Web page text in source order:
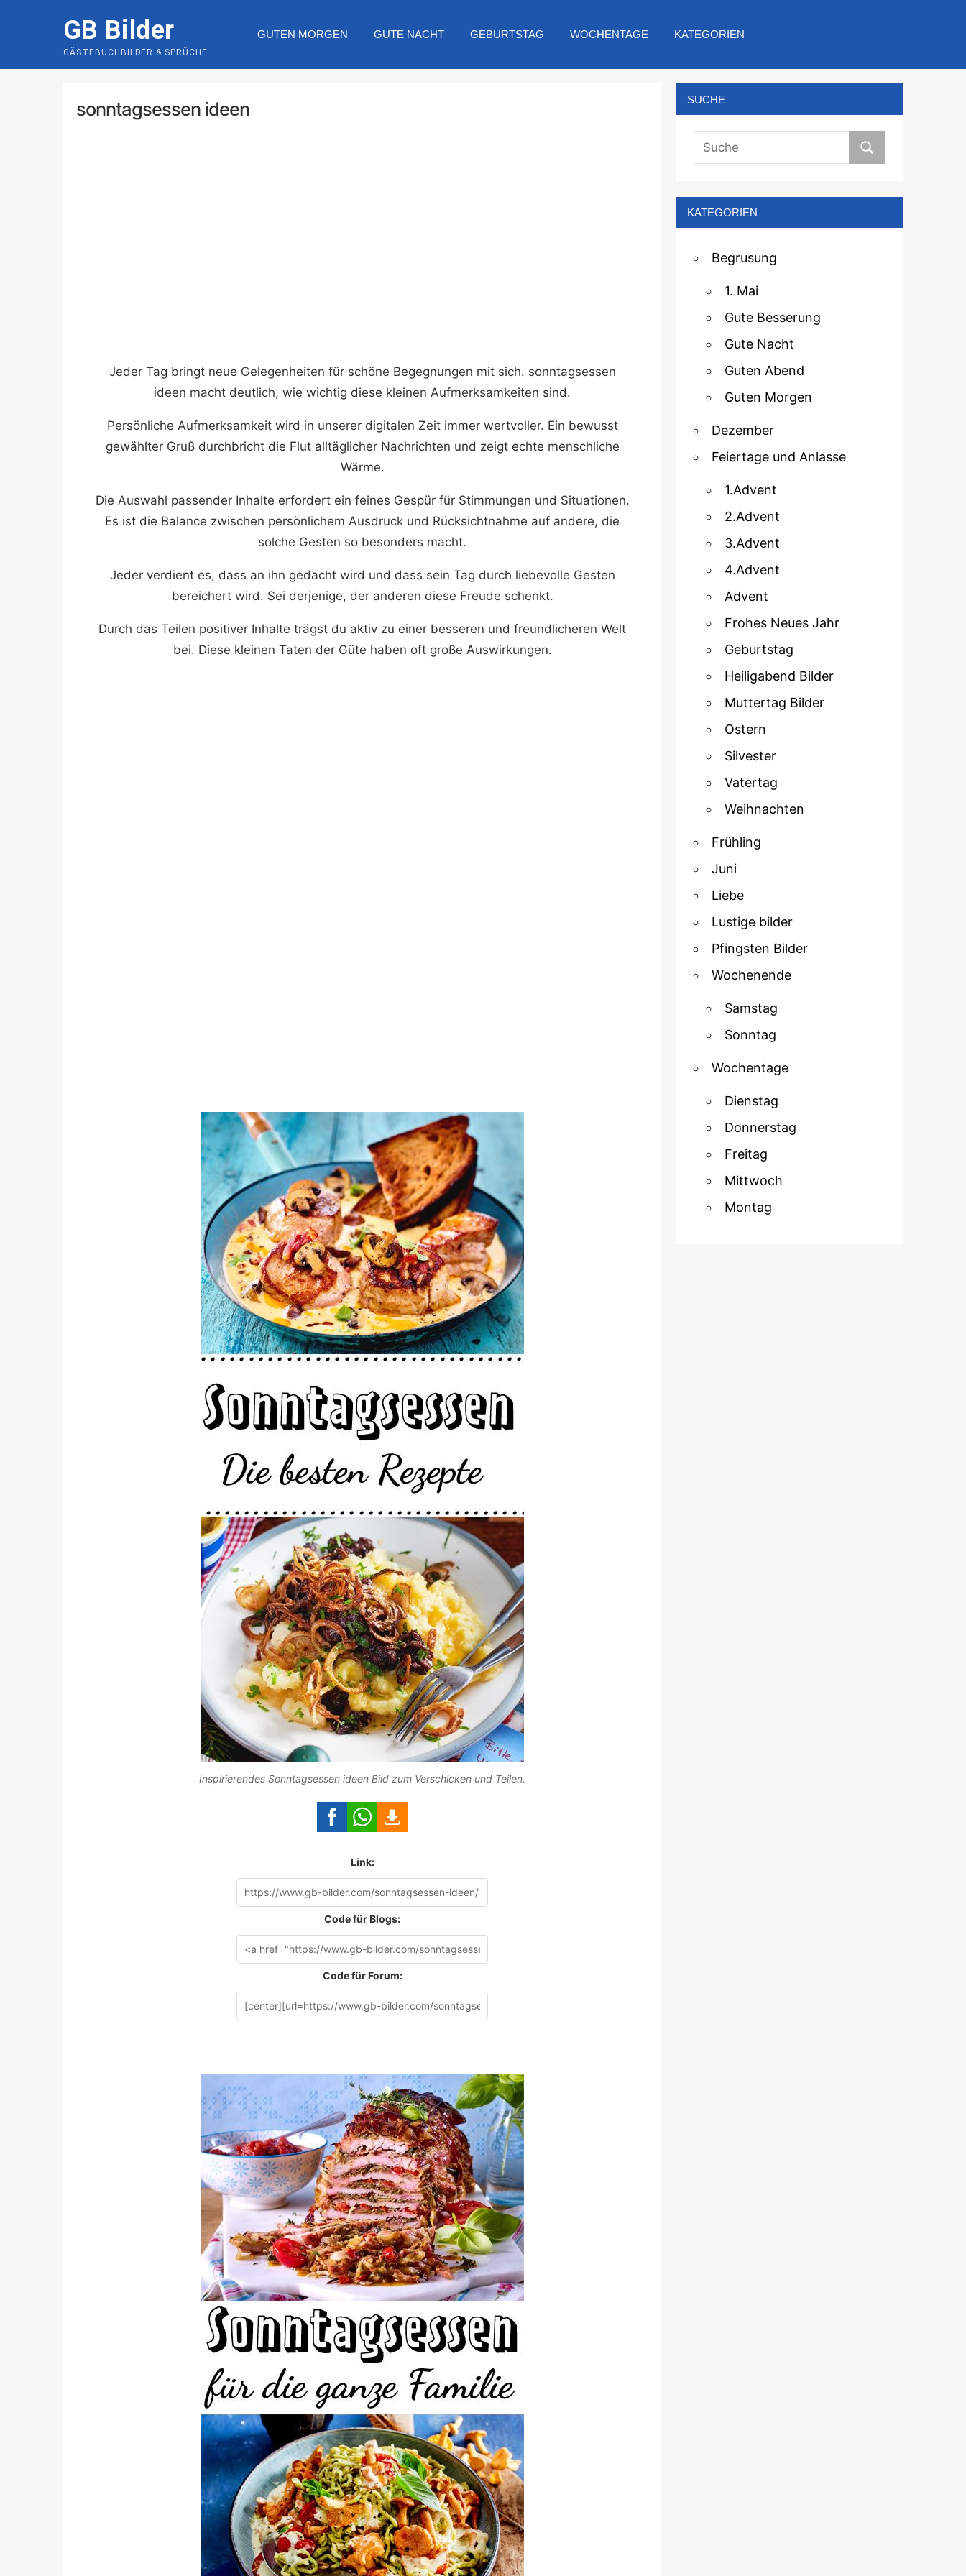
GB Bilder
GÄSTEBUCHBILDER & SPRÜCHE
GUTEN MORGEN GUTE NACHT GEBURTSTAG WOCHENTAGE KATEGORIEN
sonntagsessen ideen
Jeder Tag bringt neue Gelegenheiten für schöne Begegnungen mit sich. sonntagsessen
ideen macht deutlich, wie wichtig diese kleinen Aufmerksamkeiten sind.
Persönliche Aufmerksamkeit wird in unserer digitalen Zeit immer wertvoller. Ein bewusst
gewählter Gruß durchbricht die Flut alltäglicher Nachrichten und zeigt echte menschliche
Wärme.
Die Auswahl passender Inhalte erfordert ein feines Gespür für Stimmungen und Situationen.
Es ist die Balance zwischen persönlichem Ausdruck und Rücksichtnahme auf andere, die
solche Gesten so besonders macht.
Jeder verdient es, dass an ihn gedacht wird und dass sein Tag durch liebevolle Gesten
bereichert wird. Sei derjenige, der anderen diese Freude schenkt.
Durch das Teilen positiver Inhalte trägst du aktiv zu einer besseren und freundlicheren Welt
bei. Diese kleinen Taten der Güte haben oft große Auswirkungen.
Inspirierendes Sonntagsessen ideen Bild zum Verschicken und Teilen.
Link:
Code für Blogs:
Code für Forum:
SUCHE
KATEGORIEN
Begrusung
1. Mai
Gute Besserung
Gute Nacht
Guten Abend
Guten Morgen
Dezember
Feiertage und Anlasse
1.Advent
2.Advent
3.Advent
4.Advent
Advent
Frohes Neues Jahr
Geburtstag
Heiligabend Bilder
Muttertag Bilder
Ostern
Silvester
Vatertag
Weihnachten
Frühling
Juni
Liebe
Lustige bilder
Pfingsten Bilder
Wochenende
Samstag
Sonntag
Wochentage
Dienstag
Donnerstag
Freitag
Mittwoch
Montag